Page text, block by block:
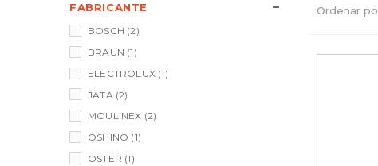
FABRICANTE
BOSCH (2)
BRAUN (1)
ELECTROLUX (1)
JATA (2)
MOULINEX (2)
OSHINO (1)
OSTER (1)
Ordenar